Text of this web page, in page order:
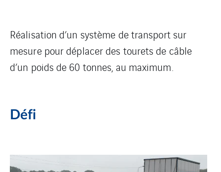
Réalisation d’un système de transport sur
mesure pour déplacer des tourets de câble
d’un poids de 60 tonnes, au maximum.
Défi